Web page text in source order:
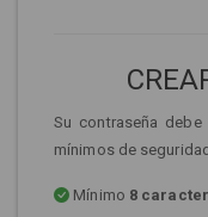
Su contraseña
mínimos de
Mínimo 8